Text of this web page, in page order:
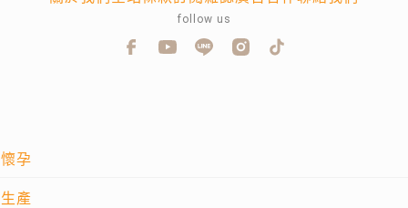
懷孕
生產
follow us